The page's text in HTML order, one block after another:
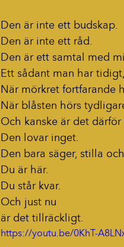
Den är inte ett budskap.
Den är inte ett råd.
Den är ett samtal med
Ett sådant man har
När mörkret fortfarande
När blåsten hörs
Och kanske är det därför
Den lovar inget.
Den bara säger, stilla
Du är här.
Du står kvar.
Och just nu
är det tillräckligt.
https://youtu.be/0KhT-